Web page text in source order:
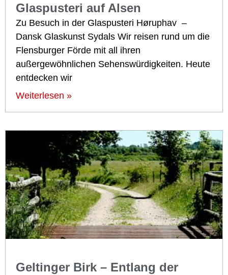
Glaspusteri auf Alsen
Zu Besuch in der Glaspusteri Høruphav –
Dansk Glaskunst Sydals Wir reisen rund um die
Flensburger Förde mit all ihren
außergewöhnlichen Sehenswürdigkeiten. Heute
entdecken wir
Weiterlesen »
Geltinger Birk – Entlang der